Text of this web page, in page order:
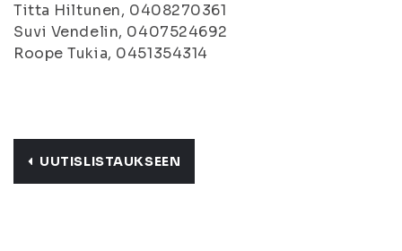
Titta Hiltunen, 0408270361
Suvi Vendelin, 0407524692
Roope Tukia, 0451354314
UUTISLISTAUKSEEN